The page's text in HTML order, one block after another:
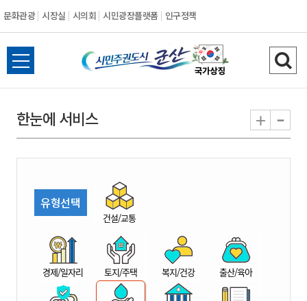
문화관광 시장실 시의회 시민광장플랫폼 인구정책
시
민
권
시
산
전
체
뉴
열
검
색
기
한눈에 서비스 + -
유형선택
건설/교통
경제/일자리 토지/주택 복지/건강 출산/육아